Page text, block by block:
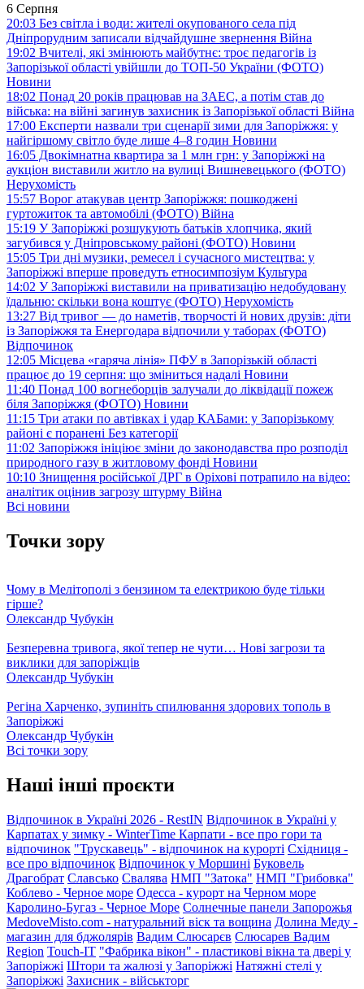
6 Серпня
20:03 Без світла і води: жителі окупованого села під
Дніпрорудним записали відчайдушне звернення Війна
19:02 Вчителі, які змінюють майбутнє: троє педагогів із
Запорізької області увійшли до ТОП-50 України (ФОТО)
Новини
18:02 Понад 20 років працював на ЗАЕС, а потім став до
війська: на війні загинув захисник із Запорізької області Війна
17:00 Експерти назвали три сценарії зими для Запоріжжя: у
найгіршому світло буде лише 4–8 годин Новини
16:05 Двокімнатна квартира за 1 млн грн: у Запоріжжі на
аукціон виставили житло на вулиці Вишневецького (ФОТО)
Нерухомість
15:57 Ворог атакував центр Запоріжжя: пошкоджені
гуртожиток та автомобілі (ФОТО) Війна
15:19 У Запоріжжі розшукують батьків хлопчика, який
загубився у Дніпровському районі (ФОТО) Новини
15:05 Три дні музики, ремесел і сучасного мистецтва: у
Запоріжжі вперше проведуть етносимпозіум Культура
14:02 У Запоріжжі виставили на приватизацію недобудовану
їдальню: скільки вона коштує (ФОТО) Нерухомість
13:27 Від тривог — до наметів, творчості й нових друзів: діти
із Запоріжжя та Енергодара відпочили у таборах (ФОТО)
Відпочинок
12:05 Місцева «гаряча лінія» ПФУ в Запорізькій області
працює до 19 серпня: що зміниться надалі Новини
11:40 Понад 100 вогнеборців залучали до ліквідації пожеж
біля Запоріжжя (ФОТО) Новини
11:15 Три атаки по автівках і удар КАБами: у Запорізькому
районі є поранені Без категорії
11:02 Запоріжжя ініціює зміни до законодавства про розподіл
природного газу в житловому фонді Новини
10:10 Знищення російської ДРГ в Оріхові потрапило на відео:
аналітик оцінив загрозу штурму Війна
Всі новини
Точки зору
Чому в Мелітополі з бензином та електрикою буде тільки
гірше?
Олександр Чубукін
Безперевна тривога, якої тепер не чути… Нові загрози та
виклики для запоріжців
Олександр Чубукін
Регіна Харченко, зупиніть спилювання здорових тополь в
Запоріжжі
Олександр Чубукін
Всі точки зору
Наші інші проєкти
Відпочинок в Україні 2026 - RestIN Відпочинок в Україні у
Карпатах у зимку - WinterTime Карпати - все про гори та
відпочинок "Трускавець" - відпочинок на курорті Східниця -
все про відпочинок Відпочинок у Моршині Буковель
Драгобрат Славсько Свалява НМП "Затока" НМП "Грибовка"
Коблево - Черное море Одесса - курорт на Черном море
Каролино-Бугаз - Черное Море Солнечные панели Запорожья
MedoveMisto.com - натуральний віск та вощина Долина Меду -
магазин для бджолярів Вадим Слюсарєв Слюсарев Вадим
Region Touch-IT "Фабрика вікон" - пластикові вікна та двері у
Запоріжжі Штори та жалюзі у Запоріжжі Натяжні стелі у
Запоріжжі Захисник - військторг